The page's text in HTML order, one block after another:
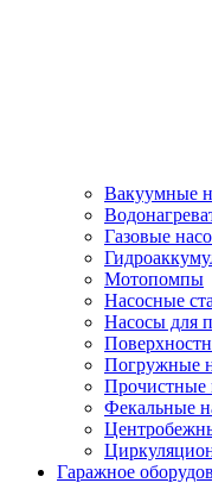
Вакуумные
Газовые
Мотопомпы
Насосные
Насосы для
Погружные
Фекальные
Гаражное